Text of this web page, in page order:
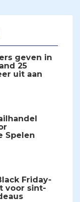
geven in
25
uit aan
Spelen
Friday-
voor sint-